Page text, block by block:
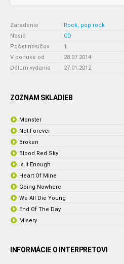
Zaradenie : Rock, pop rock
Nosič
: CD
Počet nosičov
: 1
V ponuke od
: 28.07.2014
Dátum vydania
: 27.01.2012
ZOZNAM SKLADIEB
Monster
Not Forever
Broken
Blood Red Sky
Is It Enough
Heart Of Mine
Going Nowhere
We All Die Young
End Of The Day
Misery
INFORMÁCIE O INTERPRETOVI